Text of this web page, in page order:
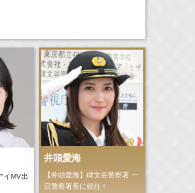
イMV出
井頭愛海
【井頭愛海】碑文谷警察署 一
日警察署長に就任！